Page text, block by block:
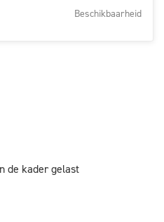
Beschikbaarheid
de kader gelast